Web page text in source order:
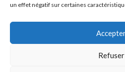
un effet négatif sur certaines
Refuser
nos produits, veuillez
connaître les frais de livraison